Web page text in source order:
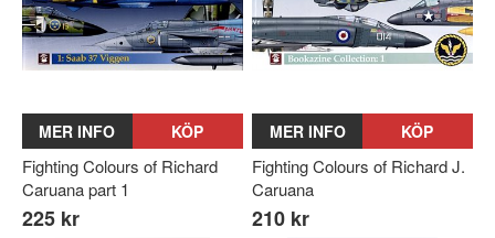
MER INFO KÖP
Fighting Colours of Richard
Caruana part 1
225 kr
MER INFO KÖP
Fighting Colours of Richard J.
Caruana
210 kr